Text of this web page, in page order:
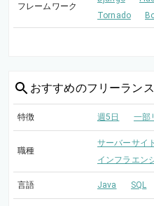
フレームワーク
Tornado
おすすめのフリーラン
特徴 週5日 一部
職種
サーバーサイ
インフラエン
言語 Java SQL